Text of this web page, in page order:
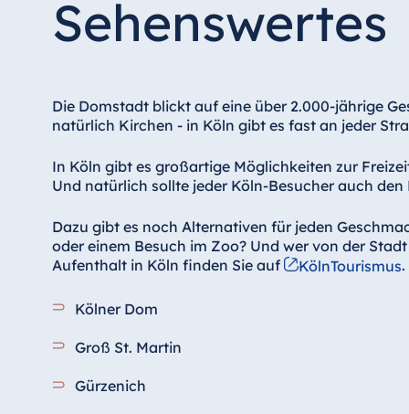
Hotel Frankfurt
Hotel Ingolstadt
Hotel Köln
Hotel Magdeburg
Hotel München
Seehotel Timmendorfer Strand
TitiseeHotel Titisee-Neustadt
Sehenswertes
Die Domstadt blickt auf eine über 2.000-jährige
natürlich Kirchen - in Köln gibt es fast an jeder
In Köln gibt es großartige Möglichkeiten zur
Und natürlich sollte jeder Köln-Besucher auch
Dazu gibt es noch Alternativen für jeden
oder einem Besuch im Zoo? Und wer von der
Aufenthalt in Köln finden Sie auf
KölnTourismus.
Kölner Dom
Groß St. Martin
Gürzenich